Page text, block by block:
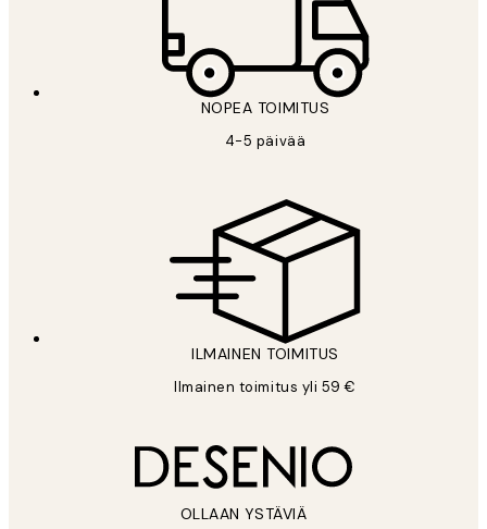
NOPEA TOIMITUS
4-5 päivää
ILMAINEN TOIMITUS
Ilmainen toimitus yli 59 €
OLLAAN YSTÄVIÄ